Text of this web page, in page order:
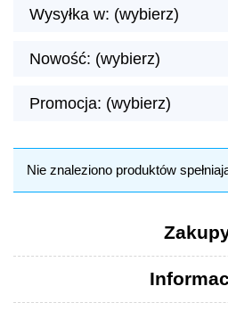
Wysyłka w: (wybierz)
Nowość: (wybierz)
Promocja: (wybierz)
Nie znaleziono produktów